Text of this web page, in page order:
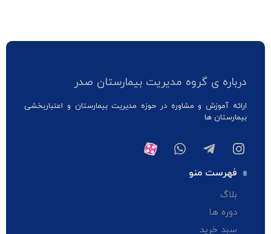
درباره ی گروه مدیریت بیمارستان صدر
ارائه آموزش و مشاوره در حوزه مدیریت بیمارستان و اعتباربخشی
بیمارستان ها
فهرست منو
بلاگ
دوره ها
سبد خرید